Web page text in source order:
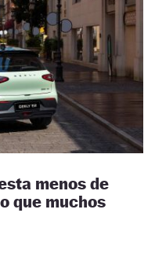
menos de
que muchos